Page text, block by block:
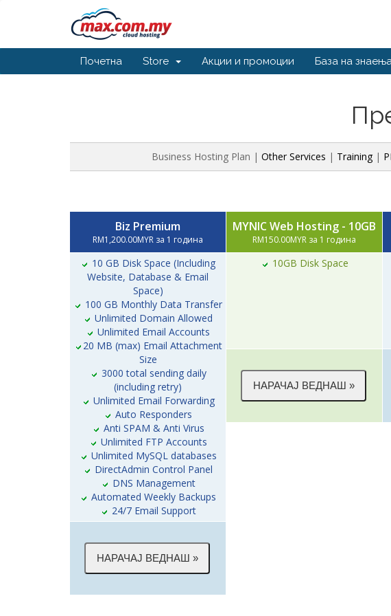
Почетна Store Акции и промоции База на
Business Hosting Plan | Other Services | Training |
Biz Premium
RM1,200.00MYR за 1 година
10 GB Disk Space (Including
Website, Database & Email
Space)
100 GB Monthly Data Transfer
Unlimited Domain Allowed
Unlimited Email Accounts
20 MB (max) Email Attachment
Size
3000 total sending daily
(including retry)
Unlimited Email Forwarding
Auto Responders
Anti SPAM & Anti Virus
Unlimited FTP Accounts
Unlimited MySQL databases
DirectAdmin Control Panel
DNS Management
Automated Weekly Backups
24/7 Email Support
MYNIC Web Hosting - 10GB
RM150.00MYR за 1 година
10GB Disk Space